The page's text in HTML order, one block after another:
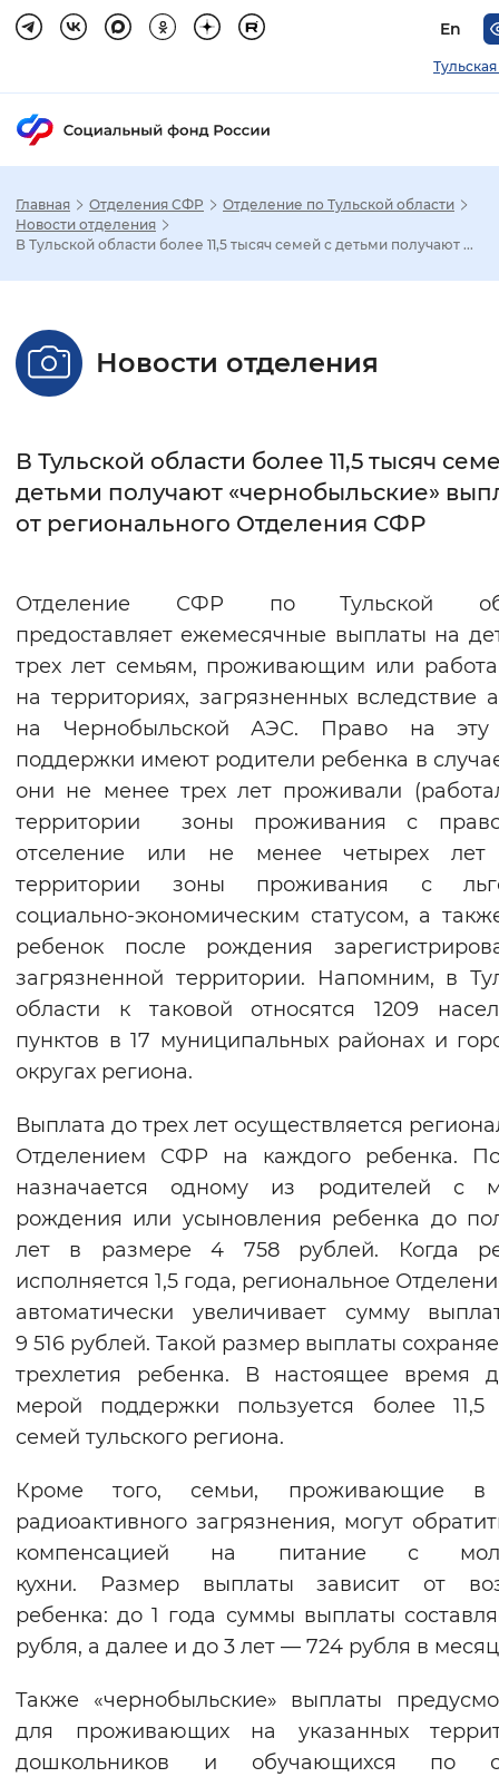
En
Настройка режима отображения
Стандартный Увеличенный
С засечками
Интервал между буквами
Цвет сайта
Синий фон
Изображения
Включены Выключены
Звуковой ассистент
Воспроизвести Остановить
Главная Отделения СФР
Отделение по Тульской области
Новости отделения
В Тульской области более 11,5 тысяч семей с детьми получают ...
Новости отделения
В Тульской области более 11,5 тысяч
детьми получают «чернобыльские»
от регионального Отделения СФР
Отделение СФР по Тульской
предоставляет ежемесячные выплаты на
трех лет семьям, проживающим или
на территориях, загрязненных вследствие
на Чернобыльской АЭС. Право на
поддержки имеют родители ребенка в
они не менее трех лет проживали
территории зоны проживания с
отселение или не менее четырех
территории зоны проживания с
социально-экономическим статусом, а
ребенок после рождения
загрязненной территории. Напомним, в
области к таковой относятся 1209
пунктов в 17 муниципальных районах и
округах региона.
Выплата до трех лет осуществляется
Отделением СФР на каждого ребенка.
назначается одному из родителей с
рождения или усыновления ребенка до
лет в размере 4 758 рублей. Когда
исполняется 1,5 года, региональное
автоматически увеличивает сумму
9 516 рублей. Такой размер выплаты
трехлетия ребенка. В настоящее время
мерой поддержки пользуется более 11,5
семей тульского региона.
Кроме того, семьи, проживающие в
радиоактивного загрязнения, могут
компенсацией на питание с
кухни. Размер выплаты зависит от
ребенка: до 1 года суммы выплаты
рубля, а далее и до 3 лет — 724 рубля в
Также «чернобыльские» выплаты
для проживающих на указанных
дошкольников и обучающихся по